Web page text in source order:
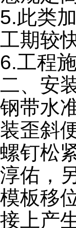
5.此类
工期较
6.工程
二、安
钢带水
装歪斜
螺钉松
淳佑，
模板移
接上产